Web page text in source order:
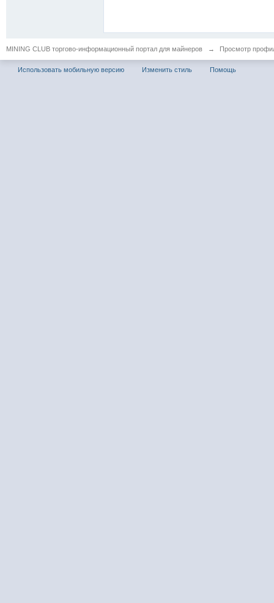
MINING CLUB торгово-информационный портал для майнеров → Просмотр
Использовать мобильную версию Изменить стиль Помощь